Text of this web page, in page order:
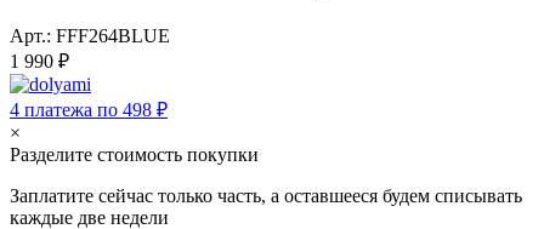
Арт.: FFF264BLUE
1 990 ₽
4 платежа по 498 ₽
×
Разделите стоимость покупки
Заплатите сейчас только часть, а оставшееся будем списывать
каждые две недели